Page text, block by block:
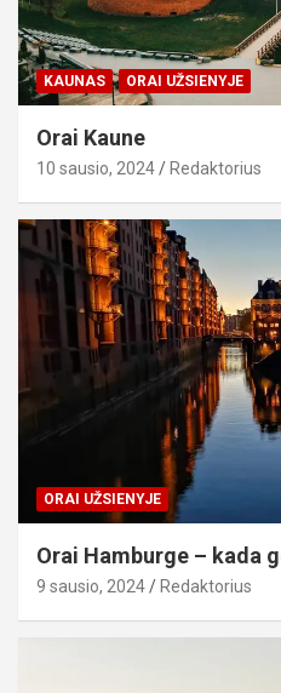
KAUNAS ORAI UŽSIENYJE
Orai Kaune
10 sausio, 2024 Redaktorius
ORAI UŽSIENYJE
Orai Hamburge – kada
9 sausio, 2024 Redaktorius